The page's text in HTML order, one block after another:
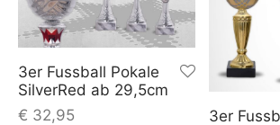
3er Fussball Pokale
SilverRed ab 29,5cm
€ 32,95
3er